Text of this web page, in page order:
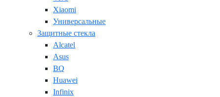
Xiaomi
Универсальные
Защитные стекла
Alcatel
Asus
BQ
Huawei
Infinix